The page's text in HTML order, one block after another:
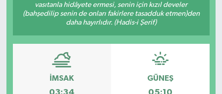
vasıtanla hidâyete ermesi, senin için kızıl develer
(bahşedilip senin de onları fakirlere tasadduk etmen)den
daha hayırlıdır. (Hadis-i Şerif)
İMSAK GÜNEŞ
Spor
Teknoloji
Tatil ve Seyahat